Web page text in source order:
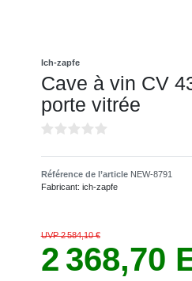
Ich-zapfe
Cave à vin CV
porte vitrée
Référence de l’article NEW-8791
Fabricant: ich-zapfe
UVP 2 584,10 €
2 368,70